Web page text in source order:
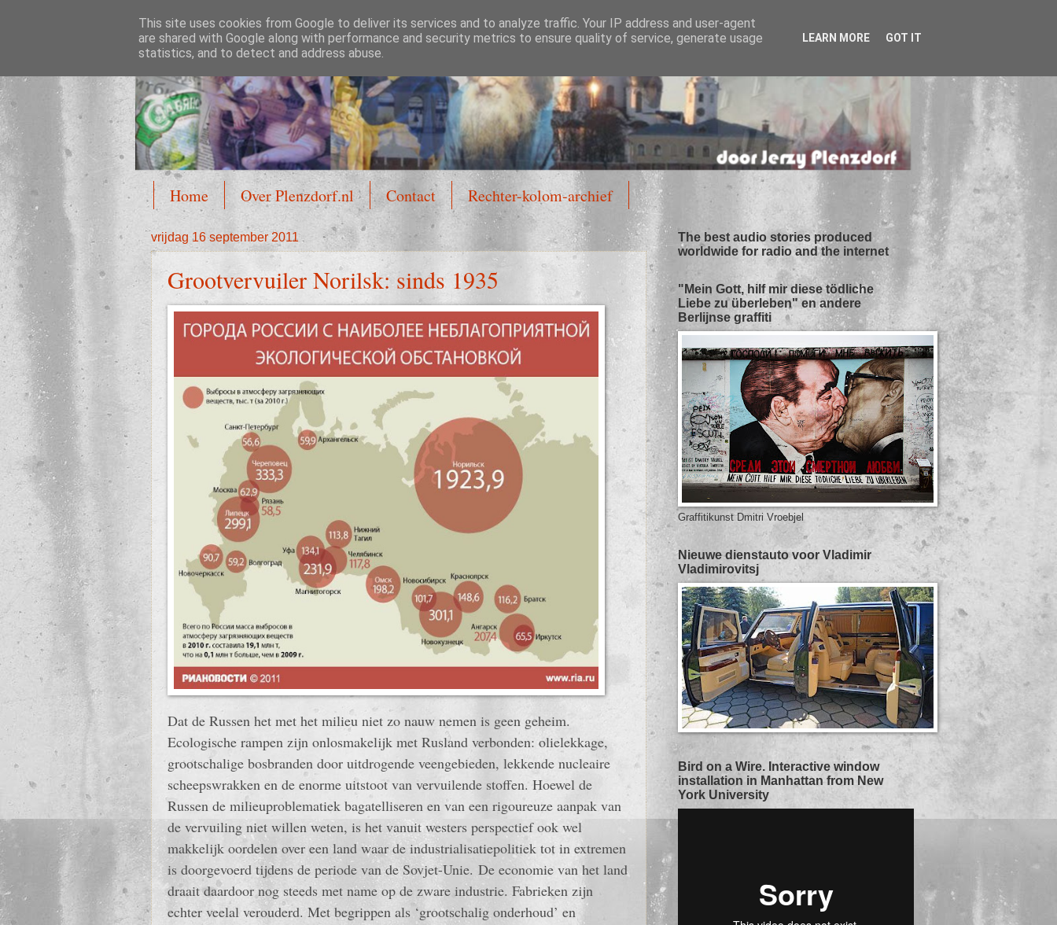
Plenzdorf.nl
Home Over Plenzdorf.nl Contact Rechter-kolom-archief
vrijdag 16 september 2011
Grootvervuiler Norilsk: sinds 1935
Dat de Russen het met het milieu niet zo nauw nemen is geen geheim.
Ecologische rampen zijn onlosmakelijk met Rusland verbonden: olielekkage,
grootschalige bosbranden door uitdrogende veengebieden, lekkende nucleaire
scheepswrakken en de enorme uitstoot van vervuilende stoffen. Hoewel de
Russen de milieuproblematiek bagatelliseren en van een rigoureuze aanpak van
de vervuiling niet willen weten, is het vanuit westers perspectief ook wel
makkelijk oordelen over een land waar de industrialisatiepolitiek tot in extremen
is doorgevoerd tijdens de periode van de Sovjet-Unie. De economie van het land
draait daardoor nog steeds met name op de zware industrie. Fabrieken zijn
echter veelal verouderd. Met begrippen als ‘grootschalig onderhoud’ en
The best audio stories produced
worldwide for radio and the internet
"Mein Gott, hilf mir diese tödliche
Liebe zu überleben" en andere
Berlijnse graffiti
Graffitikunst Dmitri Vroebjel
Nieuwe dienstauto voor Vladimir
Vladimirovitsj
Bird on a Wire. Interactive window
installation in Manhattan from New
York University
This site uses cookies from Google to deliver its services and to analyze traffic. Your IP address and user-agent
are shared with Google along with performance and security metrics to ensure quality of service, generate usage
statistics, and to detect and address abuse.
LEARN MORE GOT IT